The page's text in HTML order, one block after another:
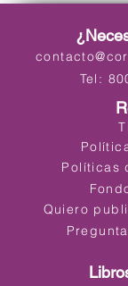
Tel:
Políticas
Quiero